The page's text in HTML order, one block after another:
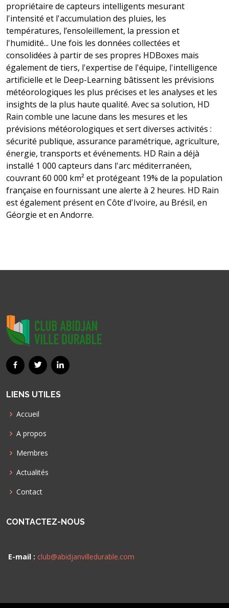
propriétaire de capteurs intelligents mesurant
l'intensité et l'accumulation des pluies, les
températures, l’ensoleillement, la pression et
l'humidité... Une fois les données collectées et
consolidées à partir de ses propres HDBoxes mais
également de tiers, l'expertise de l'équipe, l'intelligence
artificielle et le Deep-Learning bâtissent les prévisions
météorologiques les plus précises et les analyses et les
insights de la plus haute qualité. Avec sa solution, HD
Rain comble une lacune dans les mesures et les
prévisions météorologiques et sert diverses activités :
sécurité publique, assurance paramétrique, agriculture,
énergie, transports et événements. HD Rain a déjà
installé 1 000 capteurs dans l'arc méditerranéen,
couvrant 60 000 km² et protégeant 19% de la population
française en fournissant une alerte à 2 heures. HD Rain
est également présent en Côte d'Ivoire, au Brésil, en
Géorgie et en Andorre.
LIENS UTILES
Accueil
A propos
Membres
Actualités
Contact
CONTACTEZ-NOUS
E-mail : club@abidjanvilledurable.com